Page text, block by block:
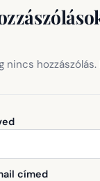
nincs
címed